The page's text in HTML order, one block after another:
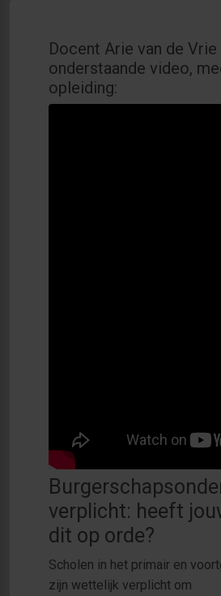
Docent Arie van de
onderstaande video,
opleiding:
verplicht: heeft
dit op orde?
Scholen in het primair en
zijn wettelijk verplicht om